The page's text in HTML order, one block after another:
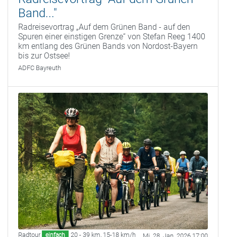
Band..."
Radreisevortrag „Auf dem Grünen Band - auf den
Spuren einer einstigen Grenze“ von Stefan Reeg 1400
km entlang des Grünen Bands von Nordost-Bayern
bis zur Ostsee!
ADFC Bayreuth
Radtour einfach 20 - 39 km, 15-18 km/h